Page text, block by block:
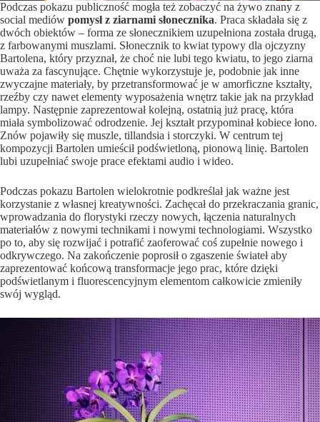
Podczas pokazu publiczność mogła też zobaczyć na żywo znany z
social mediów pomysł z ziarnami słonecznika. Praca składała się z
dwóch obiektów – forma ze słonecznikiem uzupełniona została drugą,
z farbowanymi muszlami. Słonecznik to kwiat typowy dla ojczyzny
Bartolena, który przyznał, że choć nie lubi tego kwiatu, to jego ziarna
uważa za fascynujące. Chętnie wykorzystuje je, podobnie jak inne
zwyczajne materiały, by przetransformować je w amorficzne kształty,
rzeźby czy nawet elementy wyposażenia wnętrz takie jak na przykład
lampy. Następnie zaprezentował kolejną, ostatnią już pracę, która
miała symbolizować odrodzenie. Jej kształt przypominał kobiece łono.
Znów pojawiły się muszle, tillandsia i storczyki. W centrum tej
kompozycji Bartolen umieścił podświetloną, pionową linię. Bartolen
lubi uzupełniać swoje prace efektami audio i wideo.
Podczas pokazu Bartolen wielokrotnie podkreślał jak ważne jest
korzystanie z własnej kreatywności. Zachęcał do przekraczania granic,
wprowadzania do florystyki rzeczy nowych, łączenia naturalnych
materiałów z nowymi technikami i nowymi technologiami. Wszystko
po to, aby się rozwijać i potrafić zaoferować coś zupełnie nowego i
odkrywczego. Na zakończenie poprosił o zgaszenie świateł aby
zaprezentować końcową transformacje jego prac, które dzięki
podświetlanym i fluorescencyjnym elementom całkowicie zmieniły
swój wygląd.